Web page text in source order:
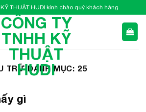
THUẬT HUDI kính chào quý khách hàng
CÔNG TY
TNHH KỸ
THUẬT
HUDI
TRỮ DANH MỤC: 25
gì